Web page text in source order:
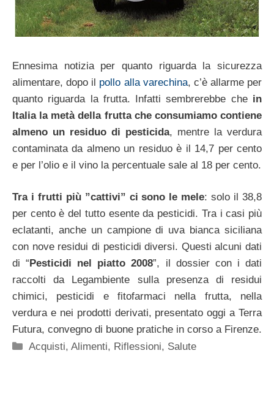
Ennesima notizia per quanto riguarda la sicurezza
alimentare, dopo il pollo alla varechina, c’è allarme per
quanto riguarda la frutta. Infatti sembrerebbe che in
Italia la metà della frutta che consumiamo contiene
almeno un residuo di pesticida, mentre la verdura
contaminata da almeno un residuo è il 14,7 per cento
e per l’olio e il vino la percentuale sale al 18 per cento.
Tra i frutti più ”cattivi” ci sono le mele: solo il 38,8
per cento è del tutto esente da pesticidi. Tra i casi più
eclatanti, anche un campione di uva bianca siciliana
con nove residui di pesticidi diversi. Questi alcuni dati
di “Pesticidi nel piatto 2008”, il dossier con i dati
raccolti da Legambiente sulla presenza di residui
chimici, pesticidi e fitofarmaci nella frutta, nella
verdura e nei prodotti derivati, presentato oggi a Terra
Futura, convegno di buone pratiche in corso a Firenze.
Categorie
Acquisti,Alimenti, Riflessioni, Salute